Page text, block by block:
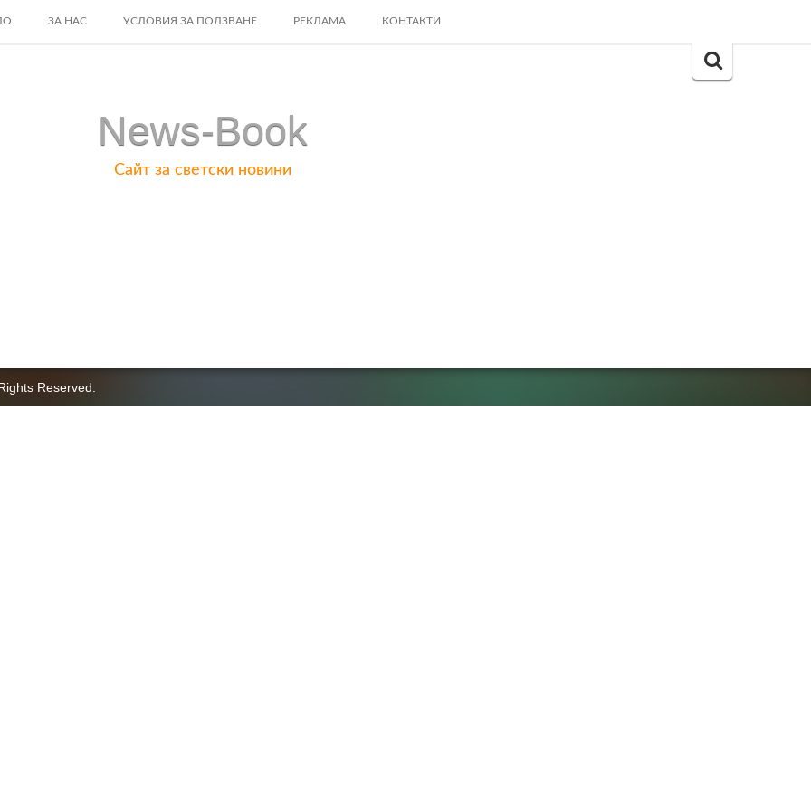
ЗА НАС УСЛОВИЯ ЗА ПОЛЗВАНЕ РЕКЛАМА КОНТАКТИ
Search
News-Book
Сайт за светски новини
Reserved.